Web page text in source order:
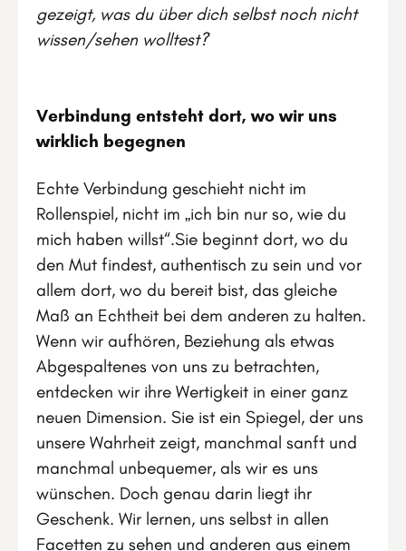
gezeigt, was du über dich selbst noch nicht
wissen/sehen wolltest?
Verbindung entsteht dort, wo wir uns
wirklich begegnen
Echte Verbindung geschieht nicht im
Rollenspiel, nicht im „ich bin nur so, wie du
mich haben willst“.Sie beginnt dort, wo du
den Mut findest, authentisch zu sein und vor
allem dort, wo du bereit bist, das gleiche
Maß an Echtheit bei dem anderen zu halten.
Wenn wir aufhören, Beziehung als etwas
Abgespaltenes von uns zu betrachten,
entdecken wir ihre Wertigkeit in einer ganz
neuen Dimension. Sie ist ein Spiegel, der uns
unsere Wahrheit zeigt, manchmal sanft und
manchmal unbequemer, als wir es uns
wünschen. Doch genau darin liegt ihr
Geschenk. Wir lernen, uns selbst in allen
Facetten zu sehen und anderen aus einem